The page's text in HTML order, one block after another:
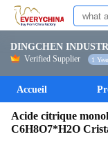
DINGCHEN
Verified Supplier 1
Accueil
Acide citrique
C6H8O7*H2O